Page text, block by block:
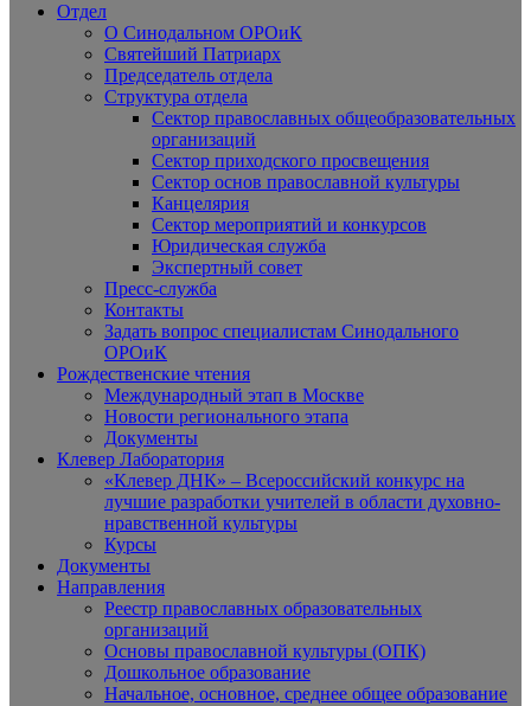
Отдел
О Синодальном ОРОиК
Святейший Патриарх
Председатель отдела
Структура отдела
Сектор православных общеобразовательных
организаций
Сектор приходского просвещения
Сектор основ православной культуры
Канцелярия
Сектор мероприятий и конкурсов
Юридическая служба
Экспертный совет
Пресс-служба
Контакты
Задать вопрос специалистам Синодального
ОРОиК
Рождественские чтения
Международный этап в Москве
Новости регионального этапа
Документы
Клевер Лаборатория
«Клевер ДНК» – Всероссийский конкурс на
лучшие разработки учителей в области духовно-
нравственной культуры
Курсы
Документы
Направления
Реестр православных образовательных
организаций
Основы православной культуры (ОПК)
Дошкольное образование
Начальное, основное, среднее общее образование